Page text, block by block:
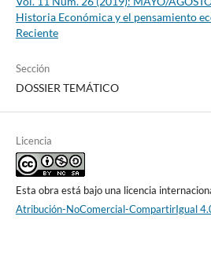
Historia Económica y el pensamiento
Reciente
Sección
DOSSIER TEMÁTICO
Licencia
Esta obra está bajo una licencia
Atribución-NoComercial-CompartirIgual